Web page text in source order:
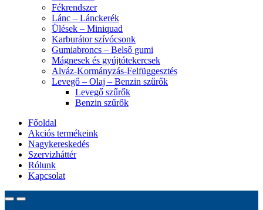
Fékrendszer
Lánc – Lánckerék
Ülések – Miniquad
Karburátor szívócsonk
Gumiabroncs – Belső gumi
Mágnesek és gyújtótekercsek
Alváz-Kormányzás-Felfüggesztés
Levegő – Olaj – Benzin szűrők
Levegő szűrők
Benzin szűrők
Főoldal
Akciós termékeink
Nagykereskedés
Szervizháttér
Rólunk
Kapcsolat